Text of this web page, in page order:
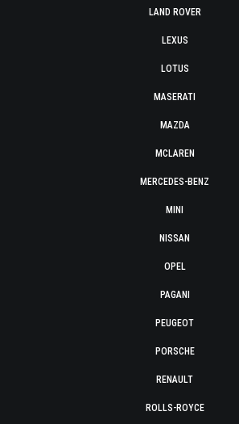
LAND ROVER
LEXUS
LOTUS
MASERATI
MAZDA
MCLAREN
MERCEDES-BENZ
MINI
NISSAN
OPEL
PAGANI
PEUGEOT
PORSCHE
RENAULT
ROLLS-ROYCE